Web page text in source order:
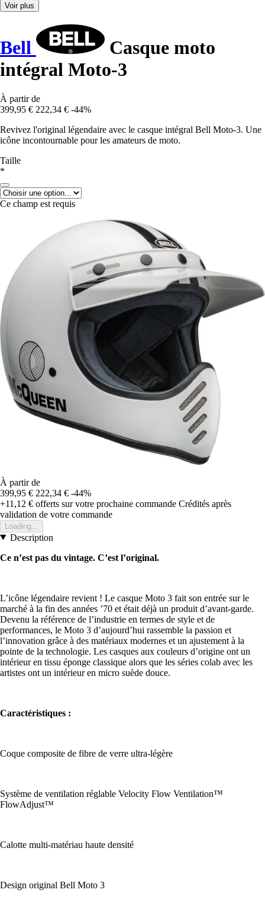
Voir plus
Bell
Casque moto
intégral Moto-3
À partir de
399,95 € 222,34 € -44%
Revivez l'original légendaire avec le casque intégral Bell Moto-3. Une
icône incontournable pour les amateurs de moto.
Taille
*
Ce champ est requis
À partir de
399,95 € 222,34 € -44%
+11,12 € offerts sur votre prochaine commande Crédités après
validation de votre commande
Loading...
Description
Ce n’est pas du vintage. C’est l’original.
L’icône légendaire revient ! Le casque Moto 3 fait son entrée sur le
marché à la fin des années ’70 et était déjà un produit d’avant-garde.
Devenu la référence de l’industrie en termes de style et de
performances, le Moto 3 d’aujourd’hui rassemble la passion et
l’innovation grâce à des matériaux modernes et un ajustement à la
pointe de la technologie. Les casques aux couleurs d’origine ont un
intérieur en tissu éponge classique alors que les séries colab avec les
artistes ont un intérieur en micro suède douce.
Caractéristiques :
Coque composite de fibre de verre ultra-légère
Système de ventilation réglable Velocity Flow Ventilation™
FlowAdjust™
Calotte multi-matériau haute densité
Design original Bell Moto 3